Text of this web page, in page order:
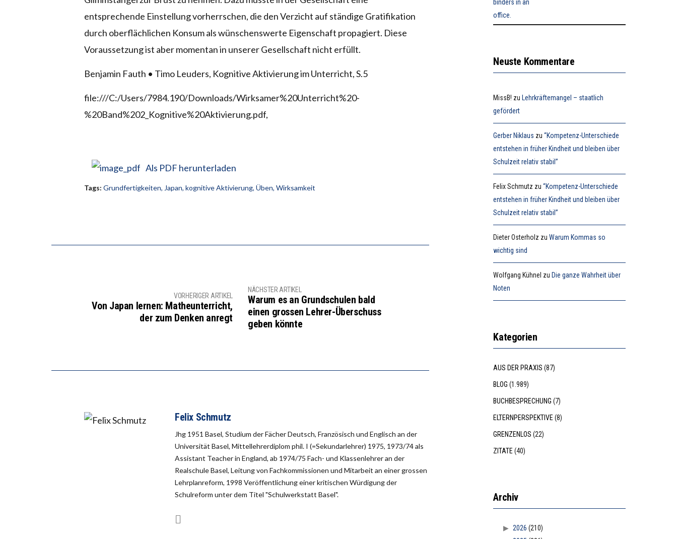
entsprechende Einstellung vorherrschen, die den Verzicht auf ständige Gratifikation
durch oberflächlichen Konsum als wünschenswerte Eigenschaft propagiert. Diese
Voraussetzung ist aber momentan in unserer Gesellschaft nicht erfüllt.
Benjamin Fauth • Timo Leuders, Kognitive Aktivierung im Unterricht, S.5
file:///C:/Users/7984.190/Downloads/Wirksamer%20Unterricht%20-
%20Band%202_Kognitive%20Aktivierung.pdf,
Als PDF herunterladen
Tags: Grundfertigkeiten, Japan, kognitive Aktivierung, Üben, Wirksamkeit
VORHERIGER ARTIKEL
Von Japan lernen: Matheunterricht,
der zum Denken anregt
NÄCHSTER ARTIKEL
Warum es an Grundschulen bald
einen grossen Lehrer-Überschuss
geben könnte
Felix Schmutz
Jhg 1951 Basel, Studium der Fächer Deutsch, Französisch und Englisch an der
Universität Basel, Mittellehrerdiplom phil. I (=Sekundarlehrer) 1975, 1973/74 als
Assistant Teacher in England, ab 1974/75 Fach- und Klassenlehrer an der
Realschule Basel, Leitung von Fachkommissionen und Mitarbeit an einer grossen
Lehrplanreform, 1998 Veröffentlichung einer kritischen Würdigung der
Schulreform unter dem Titel "Schulwerkstatt Basel".
Neuste Kommentare
MissB! zu Lehrkräftemangel – staatlich
gefördert
Gerber Niklaus zu“Kompetenz-Unterschiede
entstehen in früher Kindheit und bleiben über
Schulzeit relativ stabil”
Felix Schmutz zu“Kompetenz-Unterschiede
entstehen in früher Kindheit und bleiben über
Schulzeit relativ stabil”
Dieter Osterholz zuWarum Kommas so
wichtig sind
Wolfgang Kühnel zu Die ganze Wahrheit über
Noten
Kategorien
AUS DER PRAXIS (87)
BLOG (1.989)
BUCHBESPRECHUNG (7)
ELTERNPERSPEKTIVE(8)
GRENZENLOS (22)
ZITATE(40)
Archiv
2026 (210)